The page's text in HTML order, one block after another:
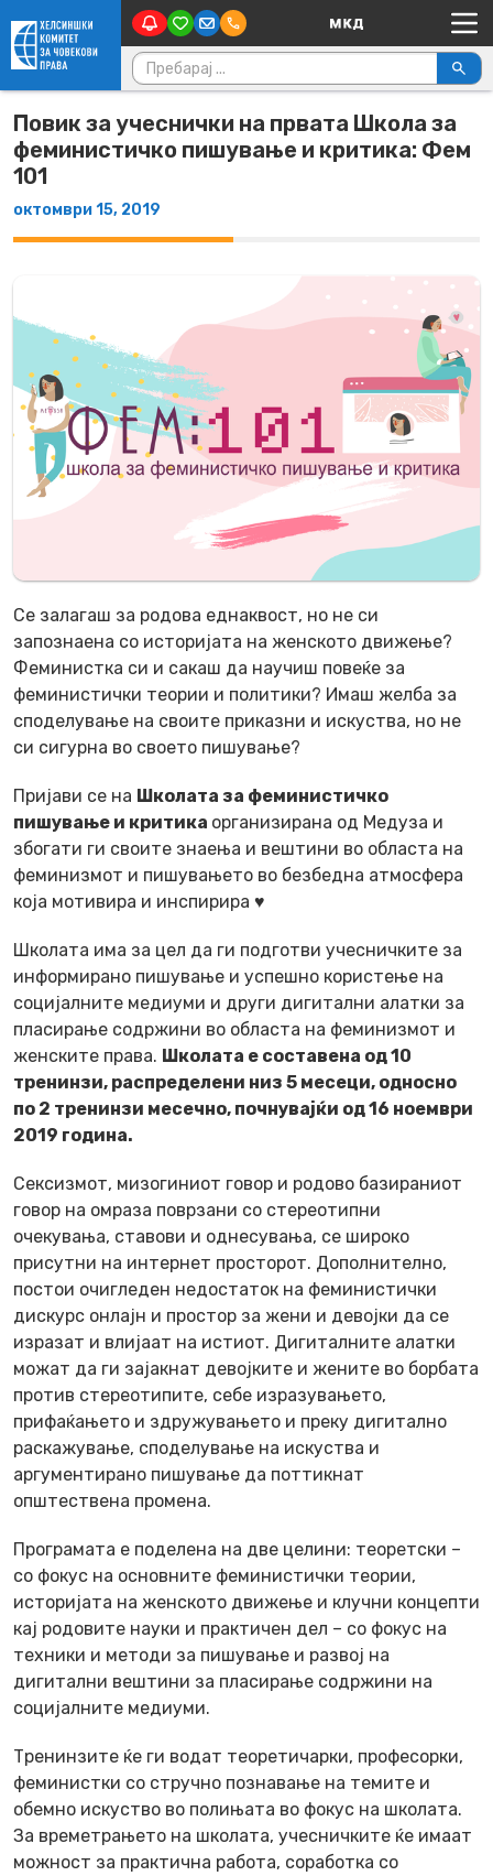
Skip to content Main Navigation
Пребарувај за:
Повик за учеснички на првата Школа за
феминистичко пишување и критика: Фем
101
октомври 15, 2019
Се залагаш за родова еднаквост, но не си
запознаена со историјата на женското движење?
Феминистка си и сакаш да научиш повеќе за
феминистички теории и политики? Имаш желба за
споделување на своите приказни и искуства, но не
си сигурна во своето пишување?
Пријави се на Школата за феминистичко
пишување и критика организирана од Медуза и
збогати ги своите знаења и вештини во областа на
феминизмот и пишувањето во безбедна атмосфера
која мотивира и инспирира ♥
Школата има за цел да ги подготви учесничките за
информирано пишување и успешно користење на
социјалните медиуми и други дигитални алатки за
пласирање содржини во областа на феминизмот и
женските права. Школата е составена од 10
тренинзи, распределени низ 5 месеци, односно
по 2 тренинзи месечно, почнувајќи од 16 ноември
2019 година.
Сексизмот, мизогиниот говор и родово базираниот
говор на омраза поврзани со стереотипни
очекувања, ставови и однесувања, се широко
присутни на интернет просторот. Дополнително,
постои очигледен недостаток на феминистички
дискурс онлајн и простор за жени и девојки да се
изразат и влијаат на истиот. Дигиталните алатки
можат да ги зајакнат девојките и жените во борбата
против стереотипите, себе изразувањето,
прифаќањето и здружувањето и преку дигитално
раскажување, споделување на искуства и
аргументирано пишување да поттикнат
општествена промена.
Програмата е поделена на две целини: теоретски –
со фокус на основните феминистички теории,
историјата на женското движење и клучни концепти
кај родовите науки и практичен дел – со фокус на
техники и методи за пишување и развој на
дигитални вештини за пласирање содржини на
социјалните медиуми.
Тренинзите ќе ги водат теоретичарки, професорки,
феминистки со стручно познавање на темите и
обемно искуство во полињата во фокус на школата.
За времетрањето на школата, учесничките ќе имаат
можност за практична работа, соработка со